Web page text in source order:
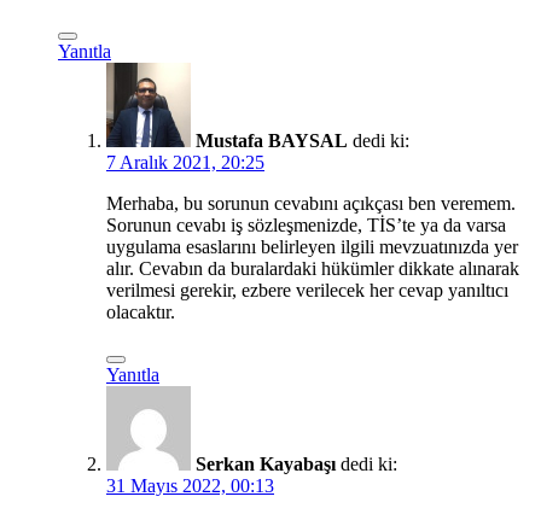
Yanıtla
Mustafa BAYSAL dedi ki:
7 Aralık 2021, 20:25
Merhaba, bu sorunun cevabını açıkçası ben veremem.
Sorunun cevabı iş sözleşmenizde, TİS’te ya da varsa
uygulama esaslarını belirleyen ilgili mevzuatınızda yer
alır. Cevabın da buralardaki hükümler dikkate alınarak
verilmesi gerekir, ezbere verilecek her cevap yanıltıcı
olacaktır.
Yanıtla
Serkan Kayabaşı dedi ki:
31 Mayıs 2022, 00:13